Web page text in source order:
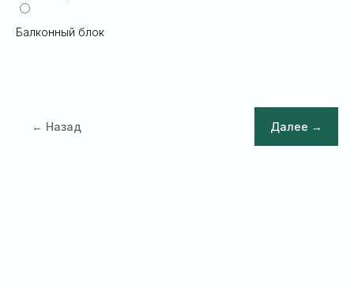
Балконный блок
← Назад Далее →